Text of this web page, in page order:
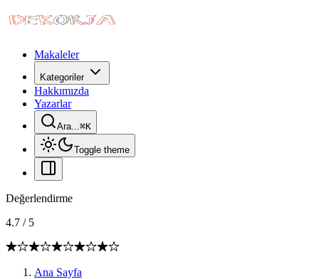
Makaleler
Kategoriler
Hakkımızda
Yazarlar
Ara...⌘K
Toggle theme
Değerlendirme
4.7 / 5
Ana Sayfa